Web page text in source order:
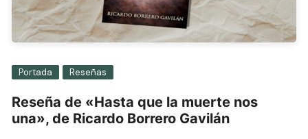
Portada Reseñas
Reseña de «Hasta que la muerte nos
una», de Ricardo Borrero Gavilán